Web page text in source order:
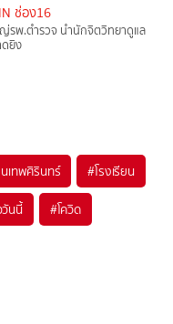
ช่อง16
รพ.ตำรวจ นำนักจิตวิทยาดูแล
ดยิง
นเทพศิรินทร์ #โรงเรียน
วันนี้ #โควิด